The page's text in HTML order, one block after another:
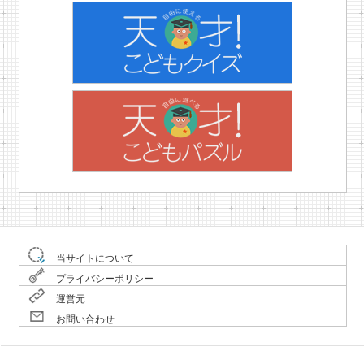
当サイトについて
プライバシーポリシー
運営元
お問い合わせ